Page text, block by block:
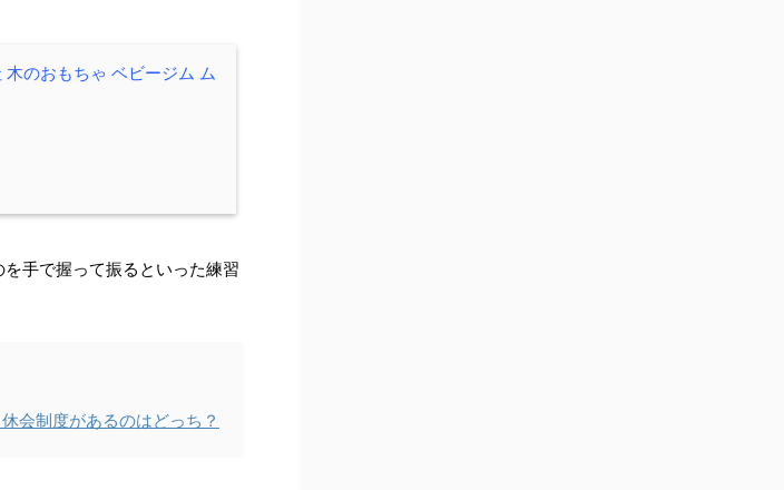
木のおもちゃ ベビージム ム
手で握って振るといった練習
会制度があるのはどっち？